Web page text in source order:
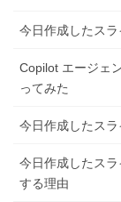
今日作成したス
Copilot エージェ
ってみた
今日作成したス
今日作成したス
する理由